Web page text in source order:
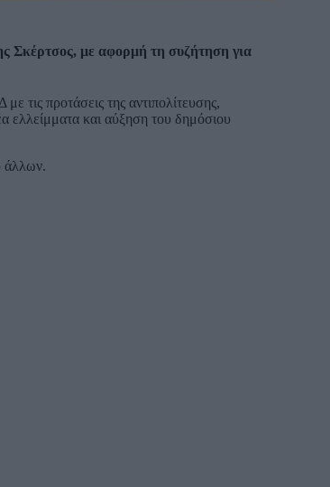
Σκέρτσος, με αφορμή τη συζήτηση για
τις προτάσεις της αντιπολίτευσης,
ελλείμματα και αύξηση του δημόσιου
άλλων.